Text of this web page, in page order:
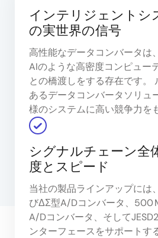
インテリジェントシ
の実世界の信号
高性能なデータコンバータは
AIのような高密度コンピュー
との橋渡しをする存在です。
あるデータコンバータソリュ
様のシステムに高い競争力を
シグナルチェーン全
度とスピード
当社の製品ラインアップには
びΔΣ型A/Dコンバータ、500
A/Dコンバータ、そして
ンターフェースをサポートす